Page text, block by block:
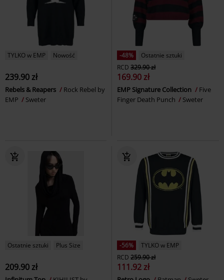
TYLKO w EMP Nowość
239.90 zł
Rebels & Reapers
Rock Rebel by
EMP
Sweter
-48%
Ostatnie sztuki
RCD 329.90 zł
169.90 zł
EMP Signature Collection
Five
Finger Death Punch
Sweter
Ostatnie sztuki Plus Size
209.90 zł
-56%
TYLKO w EMP
RCD 259.90 zł
111.92 zł